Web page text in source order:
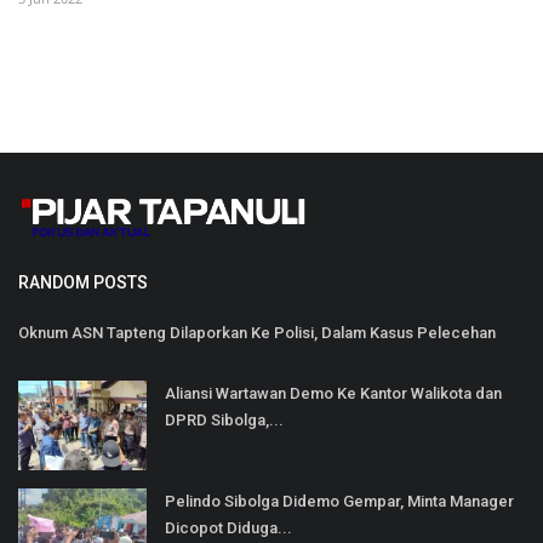
RANDOM POSTS
Oknum ASN Tapteng Dilaporkan Ke Polisi, Dalam Kasus Pelecehan
Aliansi Wartawan Demo Ke Kantor Walikota dan
DPRD Sibolga,...
Pelindo Sibolga Didemo Gempar, Minta Manager
Dicopot Diduga...